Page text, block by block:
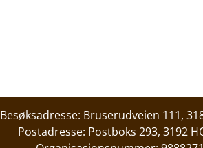
Besøksadresse: Bruserudveien 111,
Postadresse: Postboks 293, 3192